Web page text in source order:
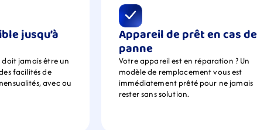
jusqu’à
doit jamais être un
facilités de
avec ou
Appareil de prêt en cas de
panne
Votre appareil est en réparation ? Un
modèle de remplacement vous est
immédiatement prêté pour ne jamais
rester sans solution.